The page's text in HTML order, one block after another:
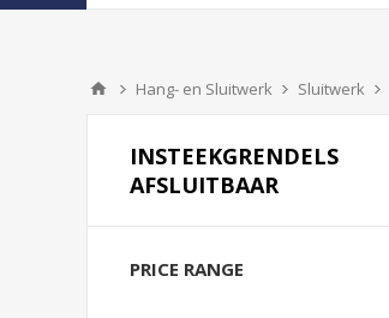
Hang- en Sluitwerk Sluitwerk
INSTEEKGRENDELS
AFSLUITBAAR
PRICE RANGE